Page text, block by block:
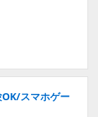
スマホゲー